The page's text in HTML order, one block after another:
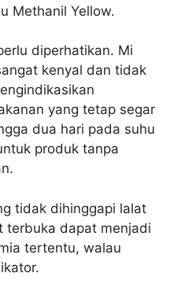
Methanil Yellow.
diperhatikan. Mi
kenyal dan tidak
yang tetap segar
dua hari pada suhu
produk tanpa
tidak dihinggapi lalat
terbuka dapat menjadi
tertentu, walau